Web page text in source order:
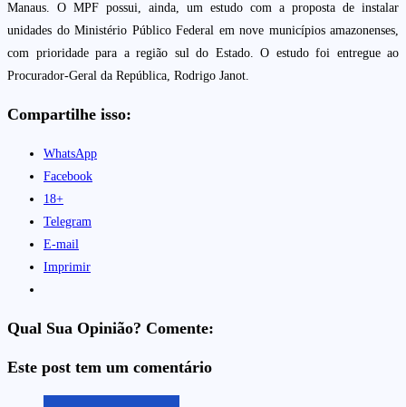
Manaus. O MPF possui, ainda, um estudo com a proposta de instalar
unidades do Ministério Público Federal em nove municípios amazonenses,
com prioridade para a região sul do Estado. O estudo foi entregue ao
Procurador-Geral da República, Rodrigo Janot.
Compartilhe isso:
WhatsApp
Facebook
18+
Telegram
E-mail
Imprimir
Qual Sua Opinião? Comente:
Este post tem um comentário